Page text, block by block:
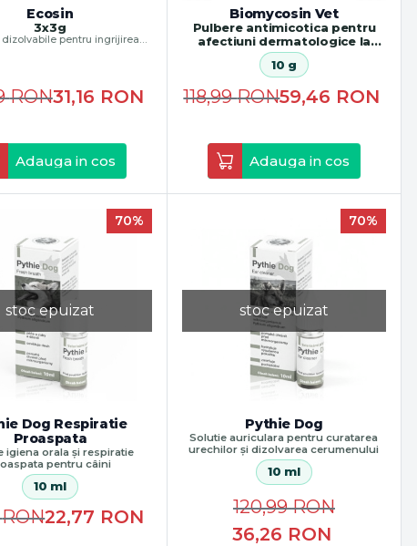
Ecosin
3x3g
pentru ingrijirea
31,16 RON
RON
Adauga in cos
Biomycosin Vet
Pulbere antimicotica pentru
afectiuni dermatologice la
animale
10 g
59,46 RON
118,99RON
Adauga in cos
stoc epuizat
70%
Dog Respiratie
Proaspata
igiena orala și respiratie
pentru câini
10 ml
22,77 RON
RON
stoc epuizat
70%
Pythie Dog
Solutie auriculara pentru curatarea
urechilor și dizolvarea cerumenului
10 ml
36,26 RON
120,99RON